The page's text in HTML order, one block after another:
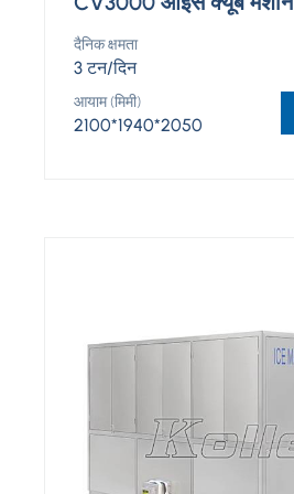
दैनिक क्षमता
3 टन/दिन
आयाम (मिमी)
2100*1940*2050